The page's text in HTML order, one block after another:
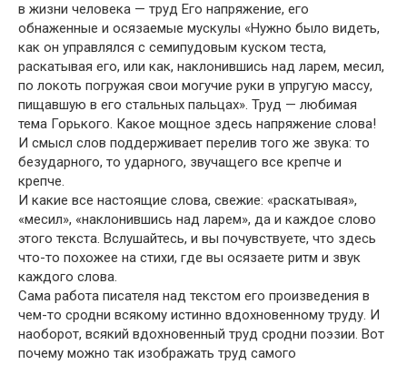
в жизни человека — труд Его напряжение, его
обнаженные и осязаемые мускулы «Нужно было видеть,
как он управлялся с семипудовым куском теста,
раскатывая его, или как, наклонившись над ларем, месил,
по локоть погружая свои могучие руки в упругую массу,
пищавшую в его стальных пальцах». Труд — любимая
тема Горького. Какое мощное здесь напряжение слова!
И смысл слов поддерживает перелив того же звука: то
безударного, то ударного, звучащего все крепче и
крепче.
И какие все настоящие слова, свежие: «раскатывая»,
«месил», «наклонившись над ларем», да и каждое слово
этого текста. Вслушайтесь, и вы почувствуете, что здесь
что-то похожее на стихи, где вы осязаете ритм и звук
каждого слова.
Сама работа писателя над текстом его произведения в
чем-то сродни всякому истинно вдохновенному труду. И
наоборот, всякий вдохновенный труд сродни поэзии. Вот
почему можно так изображать труд самого